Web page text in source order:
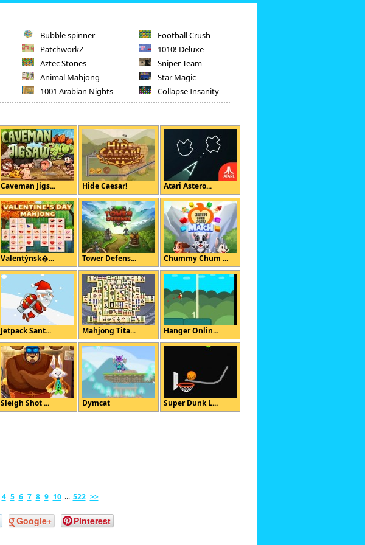
Bubble spinner
PatchworkZ
Aztec Stones
Animal Mahjong
1001 Arabian Nights
Football Crush
1010! Deluxe
Sniper Team
Star Magic
Collapse Insanity
Caveman Jigs... Hide Caesar! Atari Astero...
Valentýnsk�... Tower Defens... Chummy Chum ...
Jetpack Sant... Mahjong Tita... Hanger Onlin...
Sleigh Shot ... Dymcat Super Dunk L...
4 5 6 7 8 9 10 ... 522 >>
Google+ Pinterest